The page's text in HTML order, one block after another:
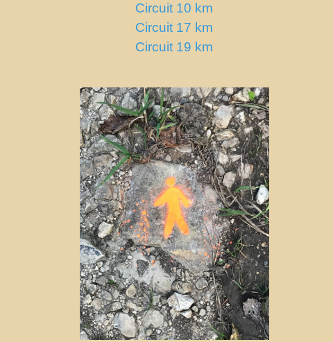
Circuit 10 km
Circuit 17 km
Circuit 19 km